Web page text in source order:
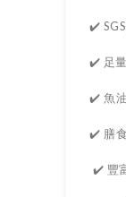
✔️
✔️ 足
✔️ 魚
✔️ 膳
✔️ 豐